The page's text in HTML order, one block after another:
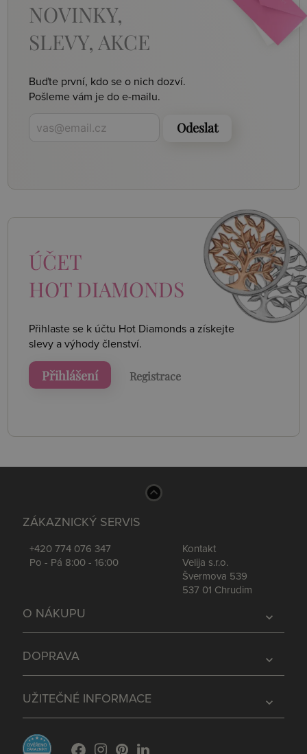
NOVINKY,
SLEVY, AKCE
Buďte první, kdo se o nich dozví.
Pošleme vám je do e-mailu.
Odeslat
ÚČET
HOT DIAMONDS
Přihlaste se k účtu Hot Diamonds a získejte
slevy a výhody členství.
Přihlášení Registrace
ZÁKAZNICKÝ SERVIS
+420 774 076 347
Po - Pá 8:00 - 16:00
Kontakt
Velija s.r.o.
Švermova 539
537 01 Chrudim
expand_more
O NÁKUPU
expand_more
DOPRAVA
expand_more
UŽITEČNÉ INFORMACE